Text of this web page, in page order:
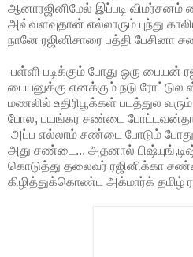
ஆனாரஜினிமேல் இப்படி விமர்சனம்
அவ்வளவுதான் எல்லாரும் புந்து
நானே ரஜினிசாரை பத்தி பேசினா
பள்ளி படிக்கும் போது ஒரு பையன்
பையனுக்கு எனக்கும் நடு ரோட்டுல
மணலில் உதிரிபூக்கள் படத்துல
போல, பயங்கர சண்டை
அப்ப எல்லாம் சண்டை போடும்
அது சண்டை... அதனால்
கொடுத்து தலைவர் ரஜினிக்கா
கிழித்துக்கொண்ட அக்மார்க் தமிழ்